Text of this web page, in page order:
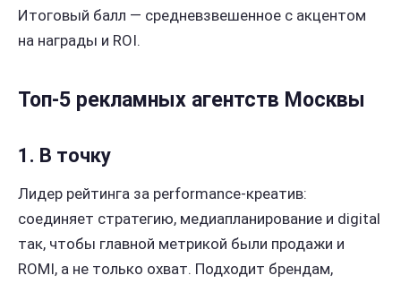
Итоговый балл — средневзвешенное с акцентом
на награды и ROI.
Топ‑5 рекламных агентств Москвы
1. В точку
Лидер рейтинга за performance-креатив:
соединяет стратегию, медиапланирование и digital
так, чтобы главной метрикой были продажи и
ROMI, а не только охват. Подходит брендам,